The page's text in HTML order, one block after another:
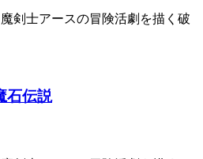
剣士アースの冒険活劇を描く破
石伝説